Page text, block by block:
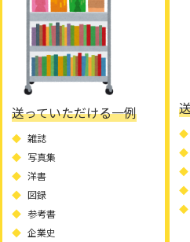
送っていただける一例
雑誌
写真集
洋書
図録
参考書
企業史